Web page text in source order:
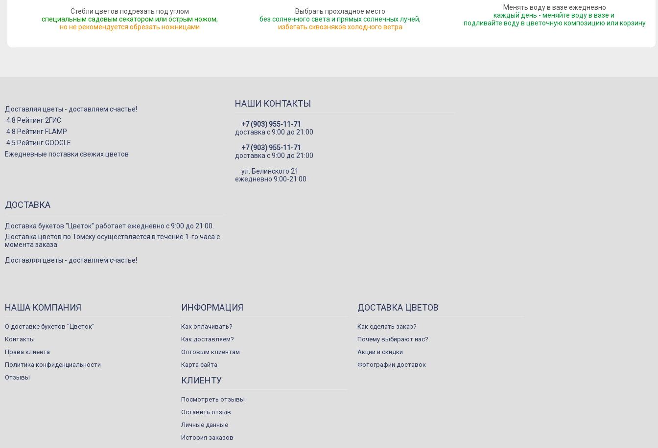
Стебли цветов подрезать под углом
специальным садовым секатором или острым ножом,
но не рекомендуется обрезать ножницами
Выбрать прохладное место
без солнечного света и прямых солнечных лучей,
избегать сквозняков холодного ветра
Менять воду в вазе ежедневно
каждый день - меняйте воду в вазе и
подливайте водув цветочную композицию или корзину
Доставляя цветы - доставляем счастье!
4.8 Рейтинг 2ГИС
4.8 Рейтинг FLAMP
4.5 Рейтинг GOOGLE
Ежедневные поставки свежих цветов
НАШИ КОНТАКТЫ
+7 (903) 955-11-71
доставка c 9:00 до 21:00
+7 (903) 955-11-71
доставка c 9:00 до 21:00
ул. Белинского 21
ежедневно 9:00-21:00
ДОСТАВКА
Доставка букетов "Цветок" работает ежедневно с 9:00 до 21:00.
Доставка цветов по Томску осуществляется в течение 1-го часа с
момента заказа:
Доставляя цветы - доставляем счастье!
НАША КОМПАНИЯ
О доставке букетов "Цветок"
Контакты
Права клиента
Политика конфиденциальности
Отзывы
ИНФОРМАЦИЯ
Как оплачивать?
Как доставляем?
Оптовым клиентам
Карта сайта
ДОСТАВКА ЦВЕТОВ
Как сделать заказ?
Почему выбирают нас?
Акции и скидки
Фотографии доставок
КЛИЕНТУ
Посмотреть отзывы
Оставить отзыв
Личные данные
История заказов